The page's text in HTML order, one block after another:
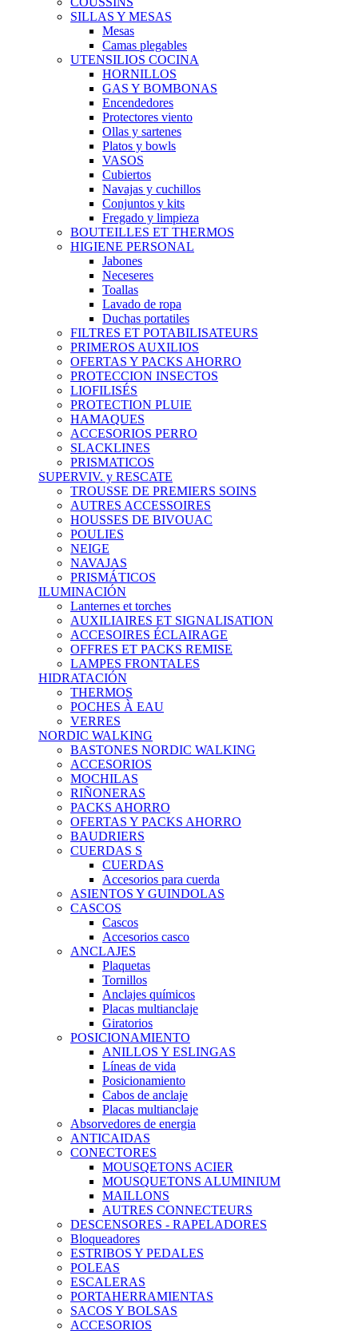
SILLAS Y MESAS
Mesas
Camas plegables
UTENSILIOS COCINA
HORNILLOS
GAS Y BOMBONAS
Encendedores
Protectores viento
Ollas y sartenes
Platos y bowls
VASOS
Cubiertos
Navajas y cuchillos
Conjuntos y kits
Fregado y limpieza
BOUTEILLES ET THERMOS
HIGIENE PERSONAL
Jabones
Neceseres
Toallas
Lavado de ropa
Duchas portatiles
FILTRES ET POTABILISATEURS
PRIMEROS AUXILIOS
OFERTAS Y PACKS AHORRO
PROTECCION INSECTOS
LIOFILISÉS
PROTECTION PLUIE
HAMAQUES
ACCESORIOS PERRO
SLACKLINES
PRISMATICOS
SUPERVIV. y RESCATE
TROUSSE DE PREMIERS SOINS
AUTRES ACCESSOIRES
HOUSSES DE BIVOUAC
POULIES
NEIGE
NAVAJAS
PRISMÁTICOS
ILUMINACIÓN
Lanternes et torches
AUXILIAIRES ET SIGNALISATION
ACCESOIRES ÉCLAIRAGE
OFFRES ET PACKS REMISE
LAMPES FRONTALES
HIDRATACIÓN
THERMOS
POCHES À EAU
VERRES
NORDIC WALKING
BASTONES NORDIC WALKING
ACCESORIOS
MOCHILAS
RIÑONERAS
PACKS AHORRO
OFERTAS Y PACKS AHORRO
BAUDRIERS
CUERDAS S
CUERDAS
Accesorios para cuerda
ASIENTOS Y GUINDOLAS
CASCOS
Cascos
Accesorios casco
ANCLAJES
Plaquetas
Tornillos
Anclajes químicos
Placas multianclaje
Giratorios
POSICIONAMIENTO
ANILLOS Y ESLINGAS
Líneas de vida
Posicionamiento
Cabos de anclaje
Placas multianclaje
Absorvedores de energia
ANTICAIDAS
CONECTORES
MOUSQETONS ACIER
MOUSQUETONS ALUMINIUM
MAILLONS
AUTRES CONNECTEURS
DESCENSORES - RAPELADORES
Bloqueadores
ESTRIBOS Y PEDALES
POLEAS
ESCALERAS
PORTAHERRAMIENTAS
SACOS Y BOLSAS
ACCESORIOS